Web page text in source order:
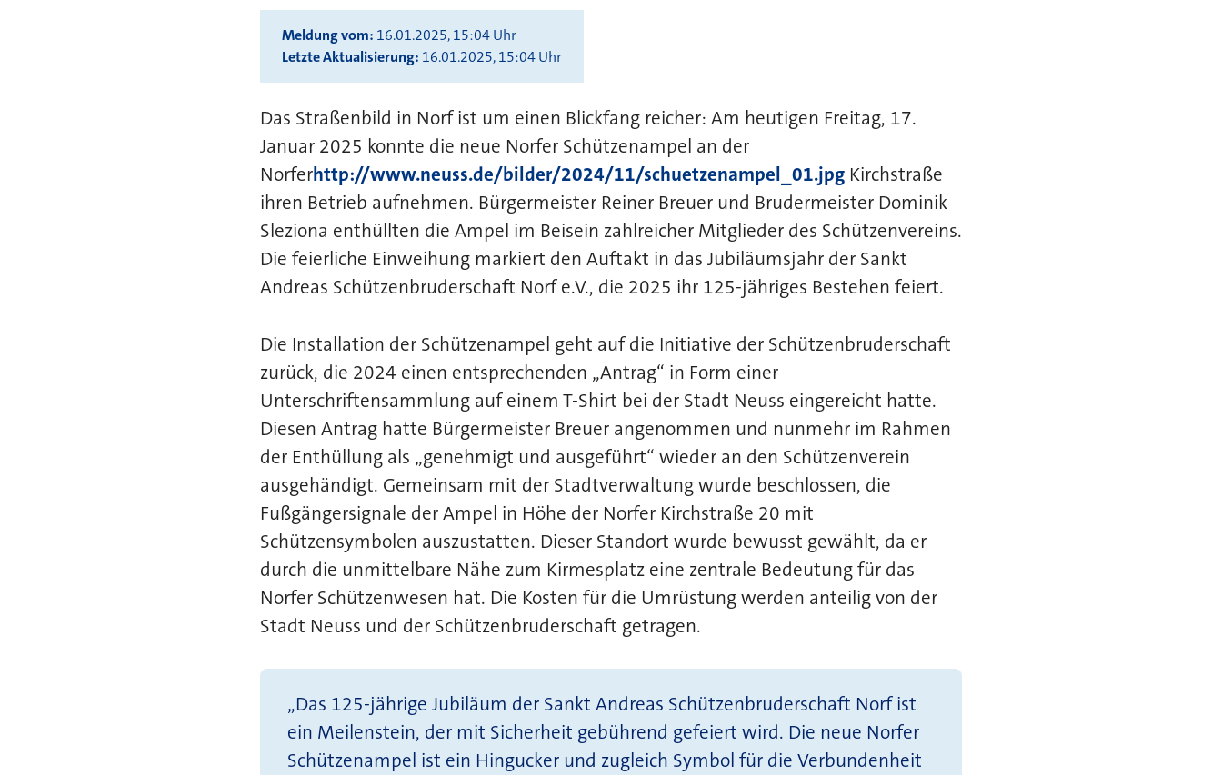
Meldung vom 16.01.2025, 15:04 Uhr
Letzte Aktualisierung 16.01.2025, 15:04 Uhr
Das Straßenbild in Norf ist um einen Blickfang reicher: Am heutigen Freitag, 17.
Januar 2025 konnte die neue Norfer Schützenampel an der
Norferhttp://www.neuss.de/bilder/2024/11/schuetzenampel_01.jpg Kirchstraße
ihren Betrieb aufnehmen. Bürgermeister Reiner Breuer und Brudermeister Dominik
Sleziona enthüllten die Ampel im Beisein zahlreicher Mitglieder des Schützenvereins.
Die feierliche Einweihung markiert den Auftakt in das Jubiläumsjahr der Sankt
Andreas Schützenbruderschaft Norf e.V., die 2025 ihr 125-jähriges Bestehen feiert.
Die Installation der Schützenampel geht auf die Initiative der Schützenbruderschaft
zurück, die 2024 einen entsprechenden „Antrag“ in Form einer
Unterschriftensammlung auf einem T-Shirt bei der Stadt Neuss eingereicht hatte.
Diesen Antrag hatte Bürgermeister Breuer angenommen und nunmehr im Rahmen
der Enthüllung als „genehmigt und ausgeführt“ wieder an den Schützenverein
ausgehändigt. Gemeinsam mit der Stadtverwaltung wurde beschlossen, die
Fußgängersignale der Ampel in Höhe der Norfer Kirchstraße 20 mit
Schützensymbolen auszustatten. Dieser Standort wurde bewusst gewählt, da er
durch die unmittelbare Nähe zum Kirmesplatz eine zentrale Bedeutung für das
Norfer Schützenwesen hat. Die Kosten für die Umrüstung werden anteilig von der
Stadt Neuss und der Schützenbruderschaft getragen.
„Das 125-jährige Jubiläum der Sankt Andreas Schützenbruderschaft Norf ist
ein Meilenstein, der mit Sicherheit gebührend gefeiert wird. Die neue Norfer
Schützenampel ist ein Hingucker und zugleich Symbol für die Verbundenheit